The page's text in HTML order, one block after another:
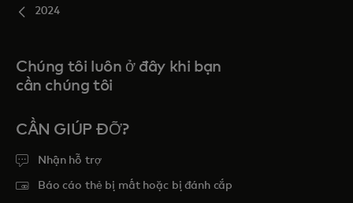
2024
Chúng tôi luôn ở đây khi bạn
cần chúng tôi
CẦN GIÚP ĐỠ?
Nhận hỗ trợ
Báo cáo thẻ bị mất hoặc bị đánh cắp